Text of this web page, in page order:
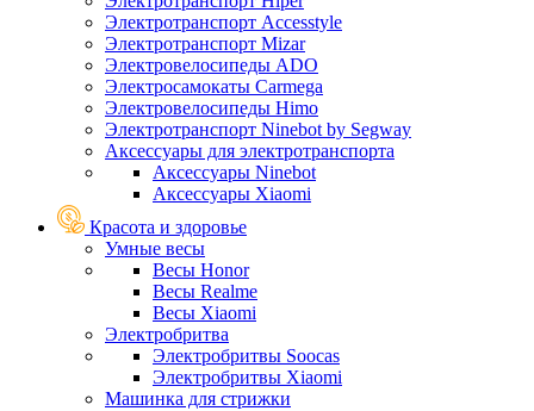
Электротранспорт Accesstyle
Электротранспорт Mizar
Электровелосипеды ADO
Электросамокаты Carmega
Электровелосипеды Himo
Электротранспорт Ninebot by Segway
Аксессуары для электротранспорта
Аксессуары Ninebot
Аксессуары Xiaomi
Красота и здоровье
Умные весы
Весы Honor
Весы Realme
Весы Xiaomi
Электробритва
Электробритвы Soocas
Электробритвы Xiaomi
Машинка для стрижки